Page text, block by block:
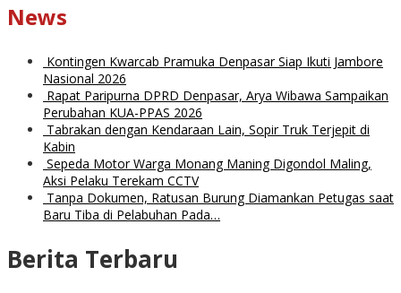
News
Kontingen Kwarcab Pramuka Denpasar Siap Ikuti Jambore
Nasional 2026
Rapat Paripurna DPRD Denpasar, Arya Wibawa Sampaikan
Perubahan KUA-PPAS 2026
Tabrakan dengan Kendaraan Lain, Sopir Truk Terjepit di
Kabin
Sepeda Motor Warga Monang Maning Digondol Maling,
Aksi Pelaku Terekam CCTV
Tanpa Dokumen, Ratusan Burung Diamankan Petugas saat
Baru Tiba di Pelabuhan Pada…
Berita Terbaru